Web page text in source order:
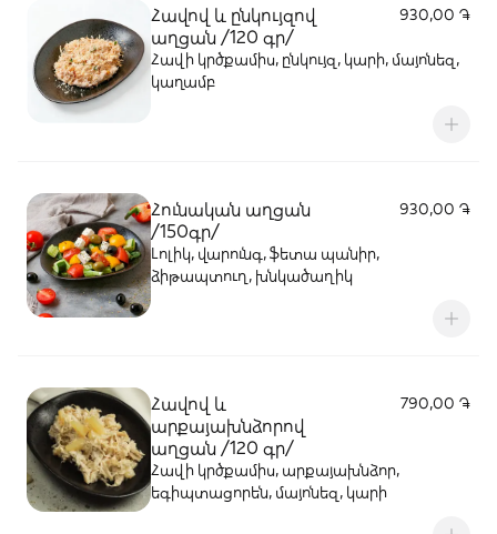
Հավով և ընկույզով
աղցան /120 գր/
930,00 ֏
Հավի կրծքամիս, ընկույզ, կարի, մայոնեզ,
կաղամբ
Հունական աղցան
/150գր/
930,00 ֏
Լոլիկ, վարունգ, ֆետա պանիր,
ձիթապտուղ, խնկածաղիկ
Հավով և
արքայախնձորով
աղցան /120 գր/
790,00 ֏
Հավի կրծքամիս, արքայախնձոր,
եգիպտացորեն, մայոնեզ, կարի